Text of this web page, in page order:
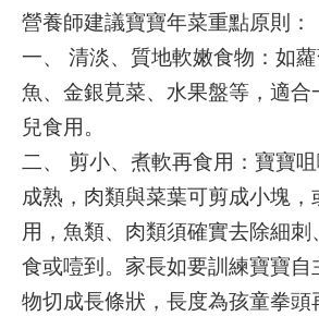
員
信
箱
ENGLISH
宣
導
使
用
營養師建議寶寶年菜重點原則：
一、 清淡、質地軟嫩食物：如
魚、金銀莧菜、水果盤等，適合
兒食用。
二、 剪小、煮軟再食用：寶寶
成熟，肉類與菜葉可剪成小塊，
用，魚類、肉類須確實去除細刺
食或噎到。家長如要訓練寶寶自
物切成長條狀，長度為孩童拳頭